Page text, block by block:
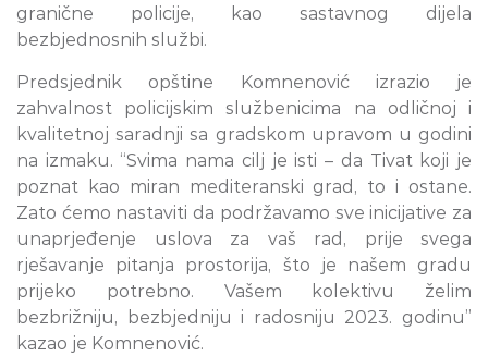
granične policije, kao sastavnog dijela
bezbjednosnih službi.
Predsjednik opštine Komnenović izrazio je
zahvalnost policijskim službenicima na odličnoj i
kvalitetnoj saradnji sa gradskom upravom u godini
na izmaku. “Svima nama cilj je isti – da Tivat koji je
poznat kao miran mediteranski grad, to i ostane.
Zato ćemo nastaviti da podržavamo sve inicijative za
unaprjeđenje uslova za vaš rad, prije svega
rješavanje pitanja prostorija, što je našem gradu
prijeko potrebno. Vašem kolektivu želim
bezbrižniju, bezbjedniju i radosniju 2023. godinu”
kazao je Komnenović.